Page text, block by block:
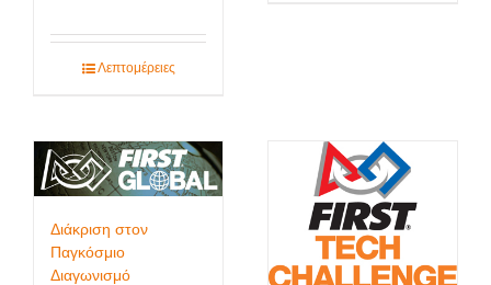
Λεπτομέρειες
Διάκριση στον
Παγκόσμιο
Διαγωνισμό